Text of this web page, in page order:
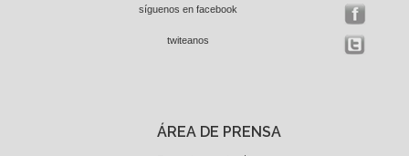
síguenos en facebook
twiteanos
ÁREA DE PRENSA